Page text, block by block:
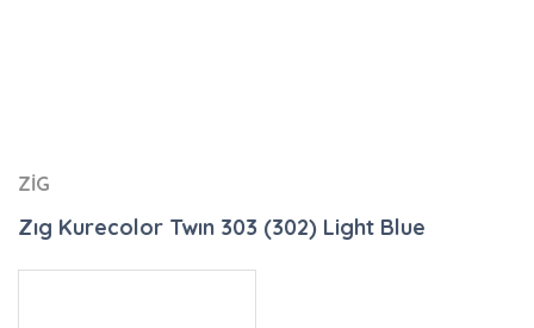
ZİG
Zıg Kurecolor Twın 303 (302) Light Blue